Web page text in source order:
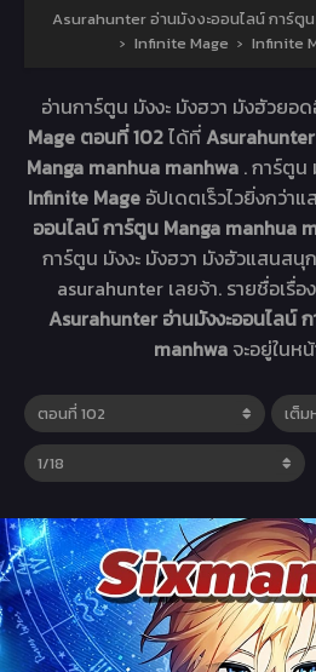
Asurahunter อ่านมังงะออนไลน์ การ์ตู
› Infinite Mage › Infinite
อ่านการ์ตูน มังงะ มังฮวา มังฮัวยอ
Mage ตอนที่ 102ได้ที่
Manga manhua manhwa . การ์ตูน
Infinite Mage อัปเดตเร็วไวยิ่งกว่าแ
ออนไลน์ การ์ตูน Manga manhua
การ์ตูน มังงะ มังฮวา มังฮัวแสนส
asurahunter เลยจ้า. รายชื่อเรื่
Asurahunter อ่านมังงะออนไลน์
manhwa จะอยู่ในห